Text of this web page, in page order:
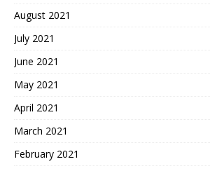
August 2021
July 2021
June 2021
May 2021
April 2021
March 2021
February 2021